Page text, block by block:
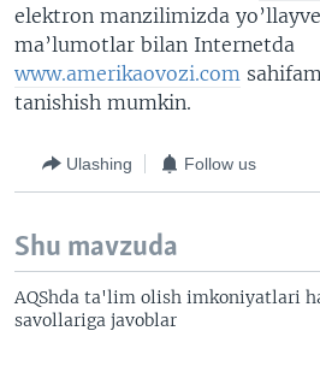
elektron manzilimizda
ma’lumotlar bilan Internetda
www.amerikaovozi.com
tanishish mumkin.
Ulashing Follow us
Shu mavzuda
AQShda ta'lim olish imkoniyatlari
savollariga javoblar